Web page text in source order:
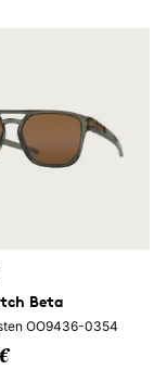
Beta
OO9436-0354